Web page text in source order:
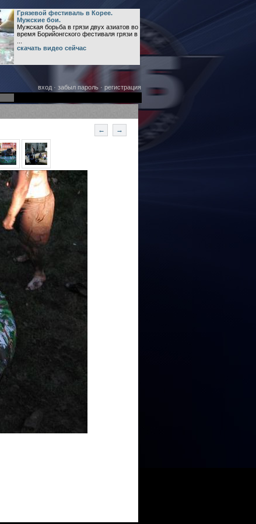
Грязевой фестиваль в Корее.
Мужские бои.
Мужская борьба в грязи двух азиатов во
время Борийонгского фестиваля грязи в
скачать видео сейчас
вход· забыл пароль· регистрация
← →